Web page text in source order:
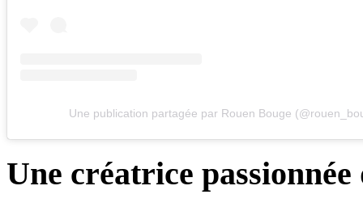
Une publication partagée par Rouen Bouge
Une créatrice